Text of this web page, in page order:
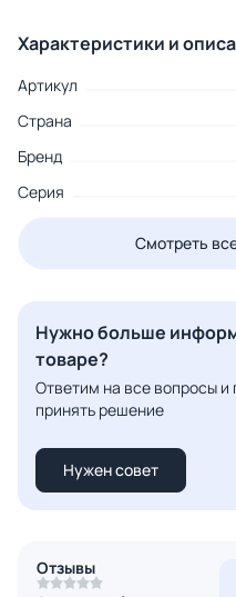
Характеристики и
Артикул
Страна
Бренд
Серия
Смотреть
Нужно больше
товаре?
Ответим на все вопросы
принять решение
Нужен совет
Отзывы